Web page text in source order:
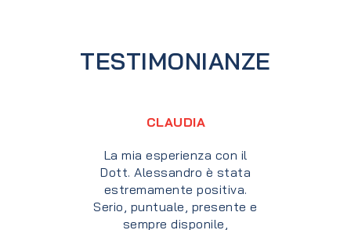
TESTIMONIANZE
EMANUELE
Mi sono rivolto al Dott.
Alessandro Gismondi per
chiedere un aiuto dal punto
di vista nutrizionale. Dopo
più di due anni di